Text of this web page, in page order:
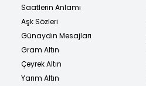
Saatlerin Anlamı
Aşk Sözleri
Günaydın Mesajları
Gram Altın
Çeyrek Altın
Yarım Altın